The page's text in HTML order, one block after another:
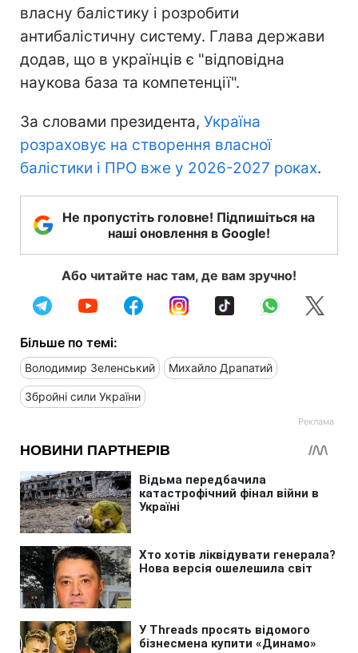
власну балістику і розробити
антибалістичну систему. Глава держави
додав, що в українців є "відповідна
наукова база та компетенції".
За словами президента, Україна
розраховує на створення власної
балістики і ПРО вже у 2026-2027 роках.
Не пропустіть головне! Підпишіться на
наші оновлення в Google!
Або читайте нас там, де вам зручно!
Більше по темі:
Володимир Зеленський Михайло Драпатий
Збройні сили України